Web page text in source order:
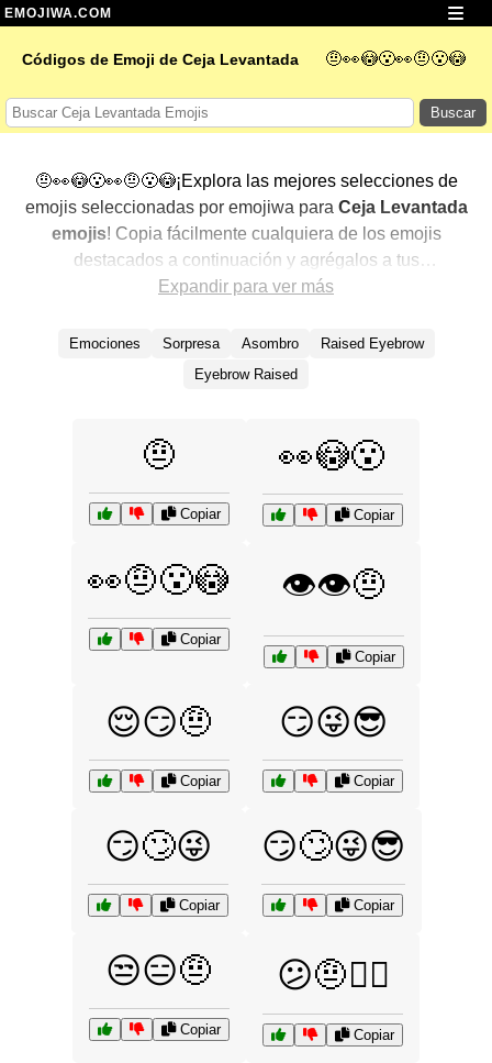
EMOJIWA.COM
Códigos de Emoji de Ceja Levantada 🤨👀😳😮👀🤨😮😳
Buscar
🤨👀😳😮👀🤨😮😳¡Explora las mejores selecciones de
emojis seleccionadas por emojiwa para Ceja Levantada
emojis! Copia fácilmente cualquiera de los emojis
destacados a continuación y agrégalos a tus
conversaciones para un toque personalizado. Hemos
mostrando primero los más populares. ¿Buscas más?
Explora otras categorías para descubrir aún más formas
Expandir para ver más
Emociones Sorpresa Asombro
Raised Eyebrow
Eyebrow Raised
🤨
Copiar
👀😳😮
Copiar
👀🤨😮😳
Copiar
👁️👁️🤨
Copiar
😌😏🤨
Copiar
😏😜😎
Copiar
😏🙄😜
Copiar
😏🙄😜😎
Copiar
😒😑🤨
Copiar
😕🤨💁‍♂️
Copiar